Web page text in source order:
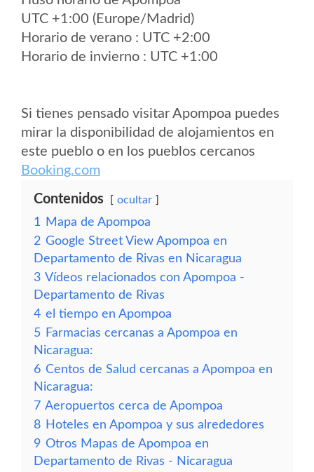
UTC +1:00 (Europe/Madrid)
Horario de verano : UTC +2:00
Horario de invierno : UTC +1:00
Si tienes pensado visitar Apompoa puedes
mirar la disponibilidad de alojamientos en
este pueblo o en los pueblos cercanos
Booking.com
Contenidos ocultar
1
Mapa de Apompoa
2 Google Street View Apompoa en
Departamento de Rivas en Nicaragua
3 Vídeos relacionados con Apompoa -
Departamento de Rivas
4 el tiempo en Apompoa
5 Farmacias cercanas a Apompoa en
Nicaragua:
6 Centos de Salud cercanas a Apompoa en
Nicaragua:
7 Aeropuertos cerca de Apompoa
8 Hoteles en Apompoa y sus alrededores
9 Otros Mapas de Apompoa en
Departamento de Rivas - Nicaragua